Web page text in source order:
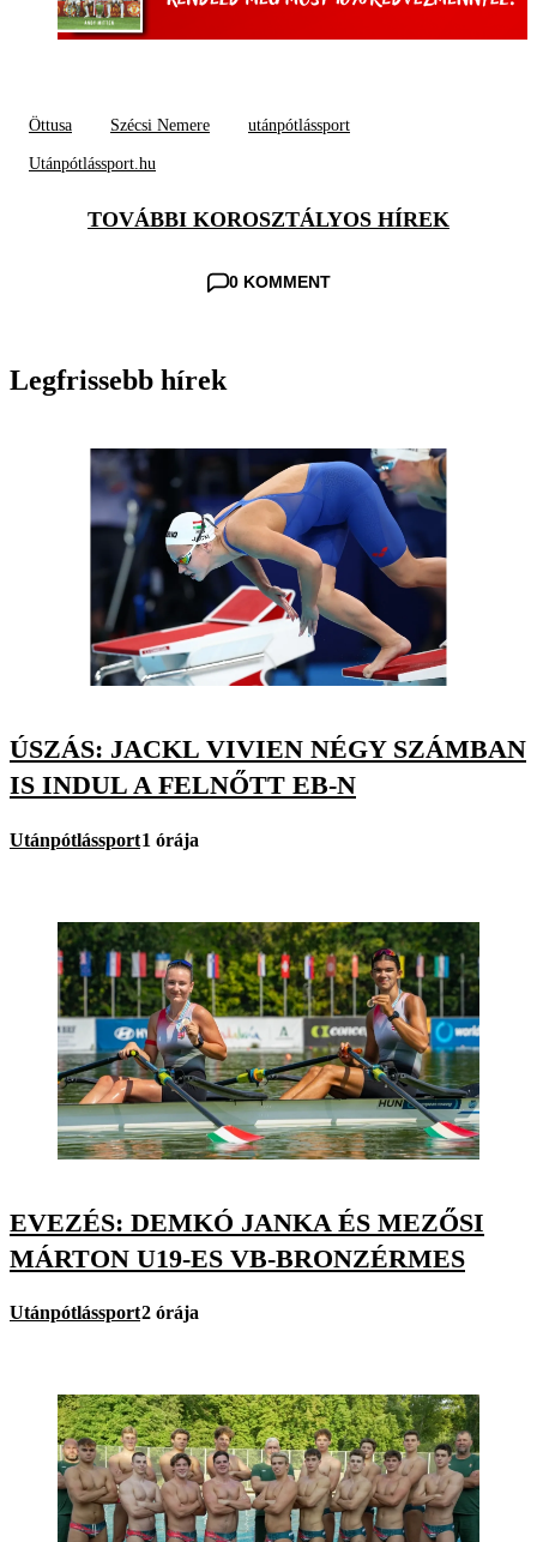
Öttusa Szécsi Nemere utánpótlássport
Utánpótlássport.hu
TOVÁBBI KOROSZTÁLYOS HÍREK
0 KOMMENT
Legfrissebb hírek
ÚSZÁS: JACKL VIVIEN NÉGY SZÁMBAN
IS INDUL A FELNŐTT EB-N
Utánpótlássport1 órája
EVEZÉS: DEMKÓ JANKA ÉS MEZŐSI
MÁRTON U19-ES VB-BRONZÉRMES
Utánpótlássport2 órája